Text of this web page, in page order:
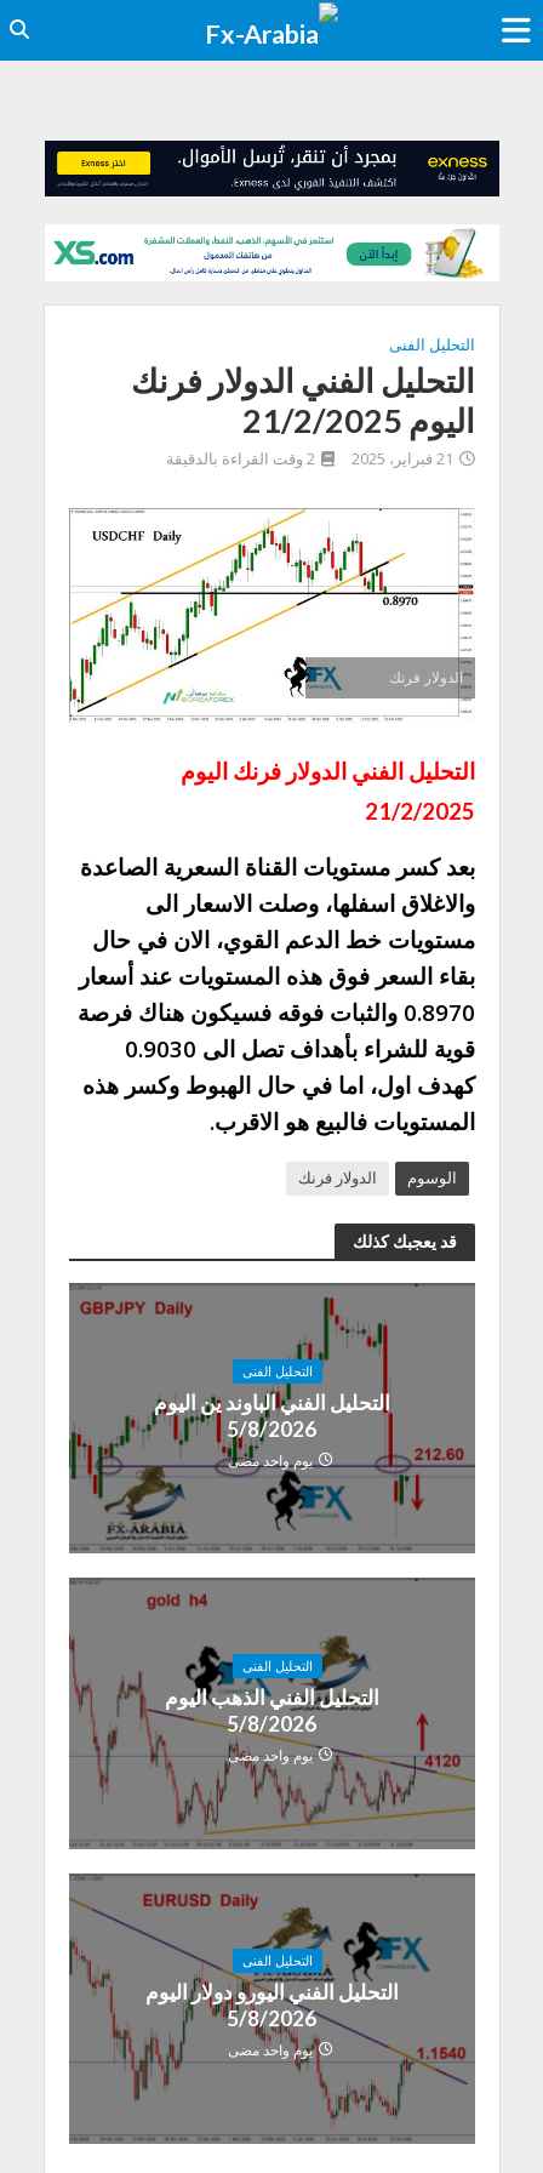
التحليل الفنى
التحليل الفني الدولار فرنك
اليوم 21/2/2025
21 فبراير، 2025 2 وقت القراءة بالدقيقة
الدولار فرنك
التحليل الفني الدولار فرنك اليوم
21/2/2025
بعد كسر مستويات القناة السعرية الصاعدة
والاغلاق اسفلها، وصلت الاسعار الى
مستويات خط الدعم القوي، الان في حال
بقاء السعر فوق هذه المستويات عند أسعار
0.8970 والثبات فوقه فسيكون هناك فرصة
قوية للشراء بأهداف تصل الى 0.9030
كهدف اول، اما في حال الهبوط وكسر هذه
المستويات فالبيع هو الاقرب.
الوسوم الدولار فرنك
قد يعجبك كذلك
التحليل الفنى
التحليل الفني الباوند ين اليوم
5/8/2026
يوم واحد مضى
التحليل الفنى
التحليل الفني الذهب اليوم
5/8/2026
يوم واحد مضى
التحليل الفنى
التحليل الفني اليورو دولار اليوم
5/8/2026
يوم واحد مضى